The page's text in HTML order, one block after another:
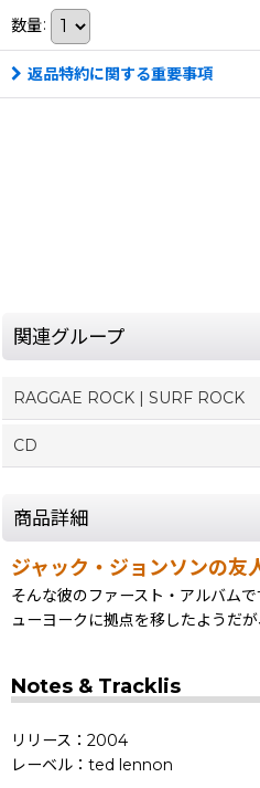
数量:
返品特約に関する重要事項
関連グループ
RAGGAE ROCK | SURF ROCK
CD
商品詳細
ジャック・ジョンソンの友
そんな彼のファースト・アルバム
ューヨークに拠点を移したようだ
Notes & Tracklis
リリース：2004
レーベル：ted lennon